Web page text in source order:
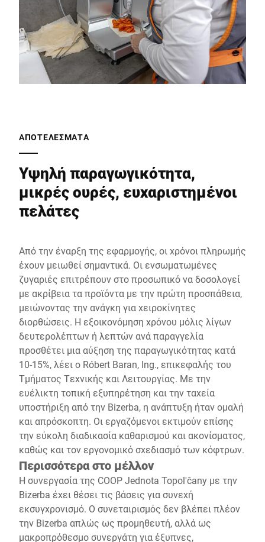
ΑΠΟΤΕΛΕΣΜΑΤΑ
Υψηλή παραγωγικότητα,
μικρές ουρές, ευχαριστημένοι
πελάτες
Από την έναρξη της εφαρμογής, οι χρόνοι πληρωμής
έχουν μειωθεί σημαντικά. Οι ενσωματωμένες
ζυγαριές επιτρέπουν στο προσωπικό να δοσολογεί
με ακρίβεια τα προϊόντα με την πρώτη προσπάθεια,
μειώνοντας την ανάγκη για χειροκίνητες
διορθώσεις. Η εξοικονόμηση χρόνου μόλις λίγων
δευτερολέπτων ή λεπτών ανά παραγγελία
προσθέτει μια αύξηση της παραγωγικότητας κατά
10-15%, λέει ο Róbert Baran, Ing., επικεφαλής του
Τμήματος Τεχνικής και Λειτουργίας. Με την
ευέλικτη τοπική εξυπηρέτηση και την ταχεία
υποστήριξη από την Bizerba, η ανάπτυξη ήταν ομαλή
και απρόσκοπτη. Οι εργαζόμενοι εκτιμούν επίσης
την εύκολη διαδικασία καθαρισμού και ακονίσματος,
καθώς και τον εργονομικό σχεδιασμό των κόφτρων.
Περισσότερα στο μέλλον
Η συνεργασία της COOP Jednota Topol'čany με την
Bizerba έχει θέσει τις βάσεις για συνεχή
εκσυγχρονισμό. Ο συνεταιρισμός δεν βλέπει πλέον
την Bizerba απλώς ως προμηθευτή, αλλά ως
μακροπρόθεσμο συνεργάτη για έξυπνες,